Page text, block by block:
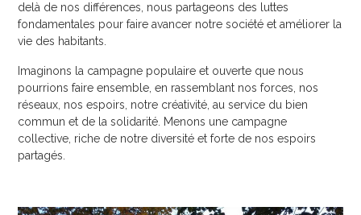
delà de nos différences, nous partageons des luttes
fondamentales pour faire avancer notre société et améliorer la
vie des habitants.
Imaginons la campagne populaire et ouverte que nous
pourrions faire ensemble, en rassemblant nos forces, nos
réseaux, nos espoirs, notre créativité, au service du bien
commun et de la solidarité. Menons une campagne
collective, riche de notre diversité et forte de nos espoirs
partagés.